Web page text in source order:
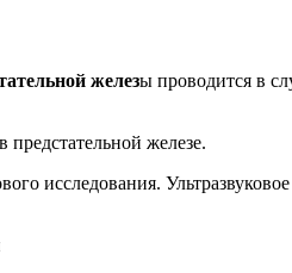
железы проводится в
железе.
исследования.